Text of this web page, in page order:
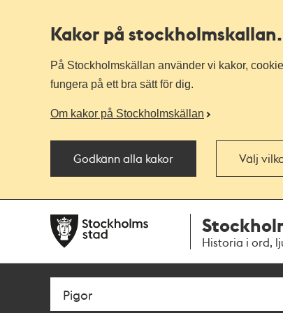
Kakor på stockholmskallan
På Stockholmskällan använder vi kakor,
fungera på ett bra sätt för dig.
Om kakor på Stockholmskällan
Godkänn alla kakor Välj
navigationen
huvudinnehållet
Historia i ord,
Sök